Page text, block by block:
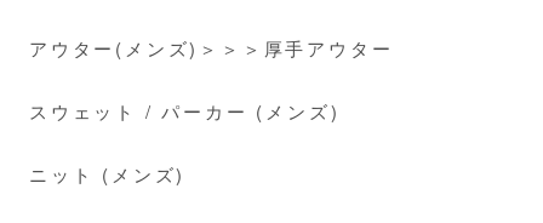
アウター(メンズ)＞＞＞厚手アウター
スウェット / パーカー (メンズ)
ニット (メンズ)